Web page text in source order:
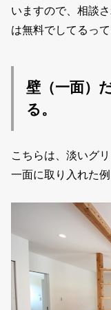
いますので、相談
は無料でしてるっ
壁（一面）
る。
こちらは、淡いグ
一面に取り入れた例